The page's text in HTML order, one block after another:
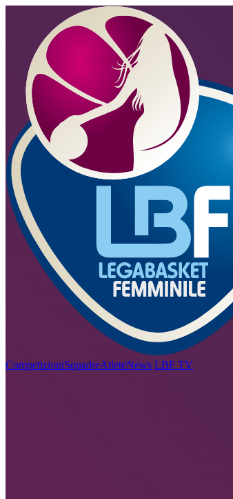
CompetizioniSquadreAtleteNews LBF TV